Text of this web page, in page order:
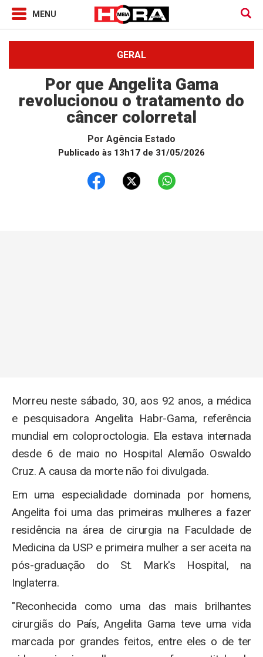
GERAL
Por que Angelita Gama
revolucionou o tratamento do
câncer colorretal
Por Agência Estado
Publicado às 13h17 de 31/05/2026
Morreu neste sábado, 30, aos 92 anos, a médica
e pesquisadora Angelita Habr-Gama, referência
mundial em coloproctologia. Ela estava internada
desde 6 de maio no Hospital Alemão Oswaldo
Cruz. A causa da morte não foi divulgada.
Em uma especialidade dominada por homens,
Angelita foi uma das primeiras mulheres a fazer
residência na área de cirurgia na Faculdade de
Medicina da USP e primeira mulher a ser aceita na
pós-graduação do St. Mark's Hospital, na
Inglaterra.
"Reconhecida como uma das mais brilhantes
cirurgiãs do País, Angelita Gama teve uma vida
marcada por grandes feitos, entre eles o de ter